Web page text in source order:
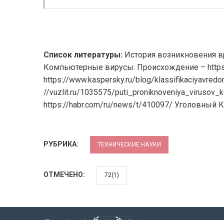
Список литературы: История возникновения
Компьютерные вирусы: Происхождение –
https://www.kaspersky.ru/blog/
//vuzlit.ru/1035575/
https://habr.com/ru/news/t/410097/ Уголовный
РУБРИКА: ТЕХНИЧЕСКИЕ НАУКИ
ОТМЕЧЕНО: 72(1)